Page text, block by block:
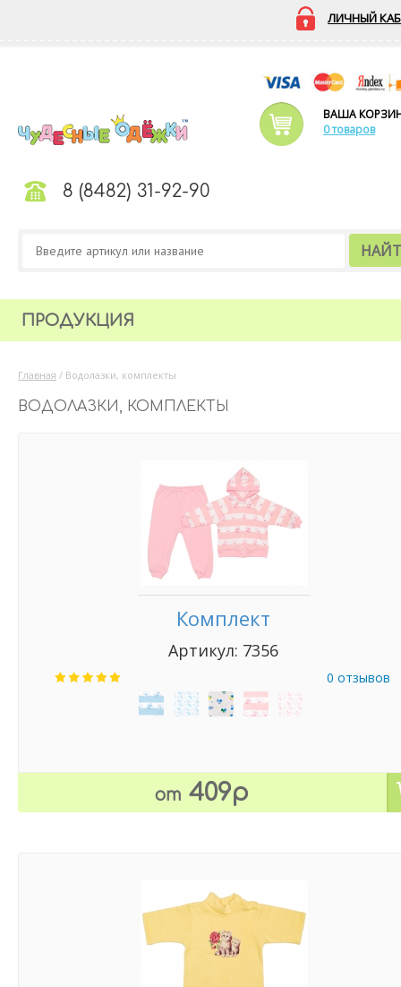
ЛИЧНЫЙ
8 (8482) 31-92-90
ВАША
0 товаров
ПРОДУКЦИЯ
Главная / Водолазки, комплекты
ВОДОЛАЗКИ, КОМПЛЕКТЫ
Комплект
Артикул: 7356
0 отзывов
от 409р